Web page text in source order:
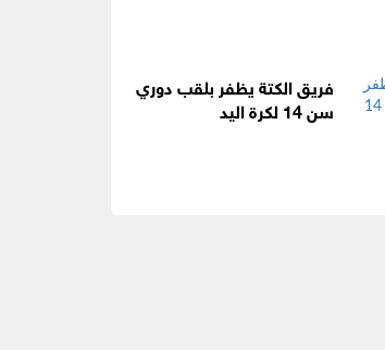
فريق الكتة يظفر بلقب دوري
سن 14 لكرة اليد